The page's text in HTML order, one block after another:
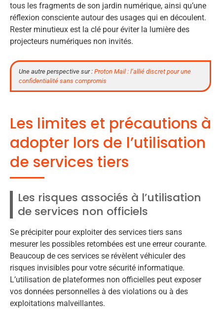
tous les fragments de son jardin numérique, ainsi qu’une
réflexion consciente autour des usages qui en découlent.
Rester minutieux est la clé pour éviter la lumière des
projecteurs numériques non invités.
Une autre perspective sur : Proton Mail : l’allié discret pour une
confidentialité sans compromis
Les limites et précautions à
adopter lors de l’utilisation
de services tiers
Les risques associés à l’utilisation
de services non officiels
Se précipiter pour exploiter des services tiers sans
mesurer les possibles retombées est une erreur courante.
Beaucoup de ces services se révèlent véhiculer des
risques invisibles pour votre sécurité informatique.
L’utilisation de plateformes non officielles peut exposer
vos données personnelles à des violations ou à des
exploitations malveillantes.